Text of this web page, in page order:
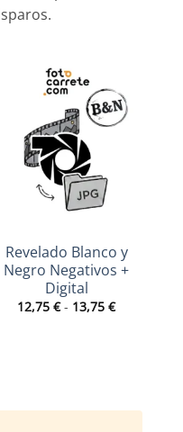
Revelado Blanco y
Negro Negativos +
Digital
12,75 € - 13,75 €Rango
de